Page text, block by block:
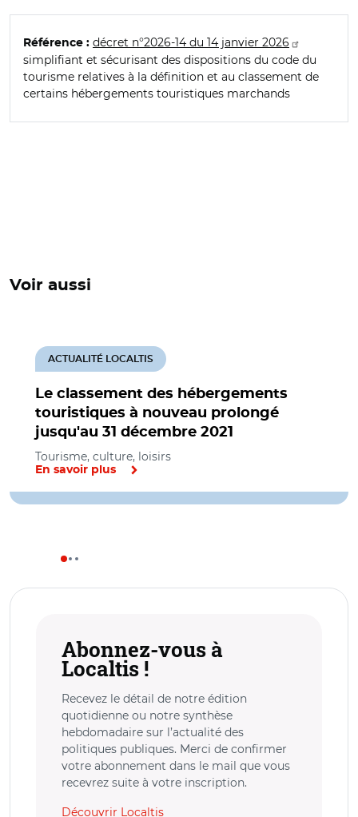
Référence : décret n°2026-14 du 14 janvier 2026
simplifiant et sécurisant des dispositions du code du
tourisme relatives à la définition et au classement de
certains hébergements touristiques marchands
Voir aussi
Le classement des hébergements
touristiques à nouveau prolongé
jusqu'au 31 décembre 2021
ACTUALITÉ LOCALTIS
Tourisme, culture, loisirs
En savoir plus
Abonnez-vous à
Localtis !
Recevez le détail de notre édition
quotidienne ou notre synthèse
hebdomadaire sur l’actualité des
politiques publiques. Merci de confirmer
votre abonnement dans le mail que vous
recevrez suite à votre inscription.
Découvrir Localtis